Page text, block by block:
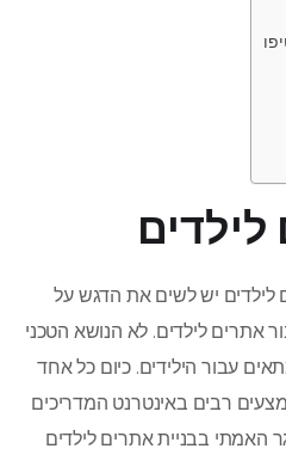
לילדים יש לשים את הדגש על
אתרים לילדים. לא הנושא הטכני
עבור הילידים. כיום כל אחד
רבים באינטרנט המדריכים
האמתי בבניית אתרים לילדים